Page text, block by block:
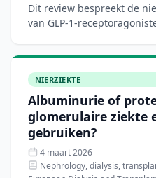
Dit review bespreekt de
van GLP-1-
NIERZIEKTE
Albuminurie of
glomerulaire ziekte
gebruiken?
4 maart 2026
Nephrology, dialysis,